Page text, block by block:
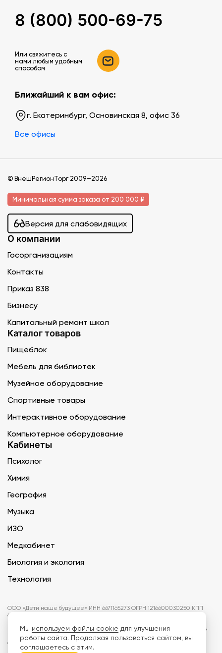
8 (800) 500-69-75
Или свяжитесь c
нами любым удобным
способом
Ближайший к вам офис:
г. Екатеринбург, Основинская 8, офис 36
Все офисы
© ВнешРегионТорг 2009—2026
Минимальная сумма заказа от 200 000 ₽
Версия для слабовидящих
О компании
Госорганизациям
Контакты
Приказ 838
Бизнесу
Капитальный ремонт школ
Каталог товаров
Пищеблок
Мебель для библиотек
Музейное оборудование
Спортивные товары
Интерактивное оборудование
Компьютерное оборудование
Кабинеты
Психолог
Химия
География
Музыка
ИЗО
Медкабинет
Биология и экология
Технология
ООО «Дети наше будущее» ИНН 6671165273 ОГРН 1216600030250 КПП
667101001 БИК 046577674
Информация на сайте не является публичной офертой. Изображения
могут отличаться от поставляемых товаров. Поставщик оставляет за
собой право изменить цены и характеристики товаров без
предварительного уведомления заказчика, если это не влияет на
Мы используем файлы cookie для улучшения
работы сайта. Продолжая пользоваться сайтом, вы
соглашаетесь с этим.